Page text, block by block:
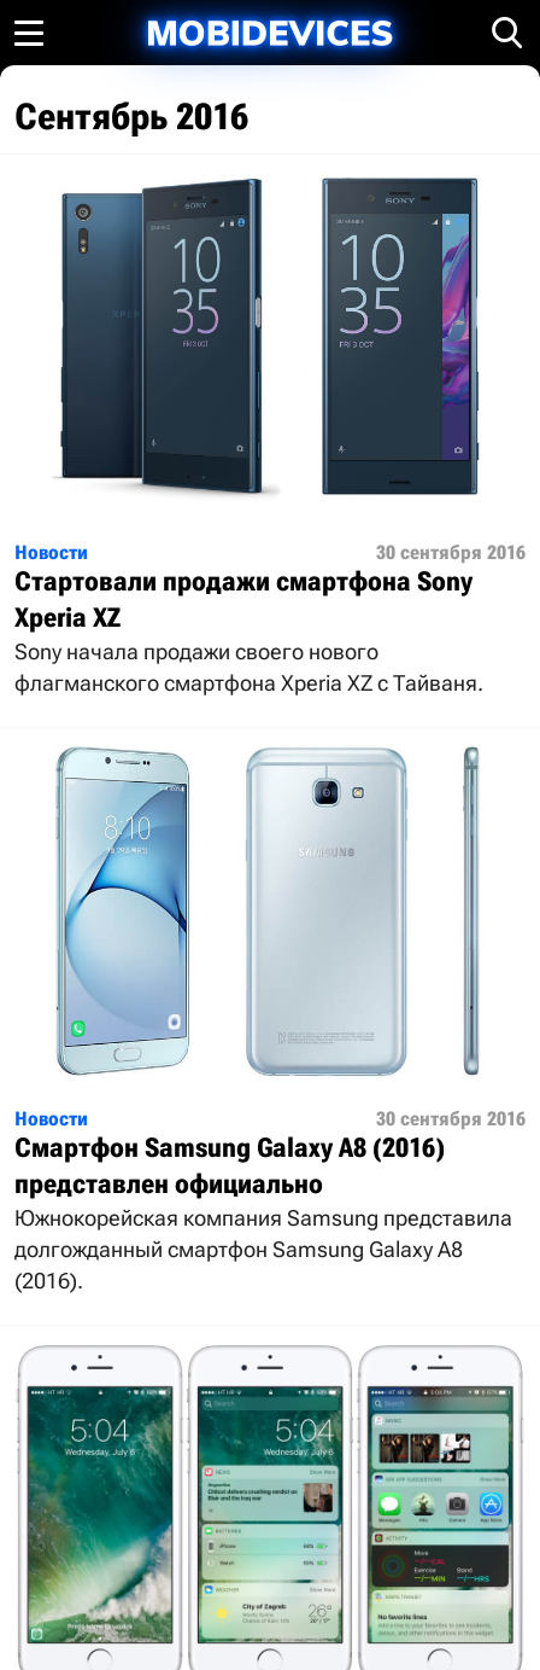
Сентябрь 2016
Новости 30 сентября 2016
Стартовали продажи смартфона Sony
Xperia XZ
Sony начала продажи своего нового
флагманского смартфона Xperia XZ с Тайваня.
Новости 30 сентября 2016
Смартфон Samsung Galaxy A8 (2016)
представлен официально
Южнокорейская компания Samsung представила
долгожданный смартфон Samsung Galaxy A8
(2016).